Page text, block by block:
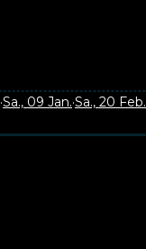
·Sa., 09 Jan.·Sa., 20 Feb.